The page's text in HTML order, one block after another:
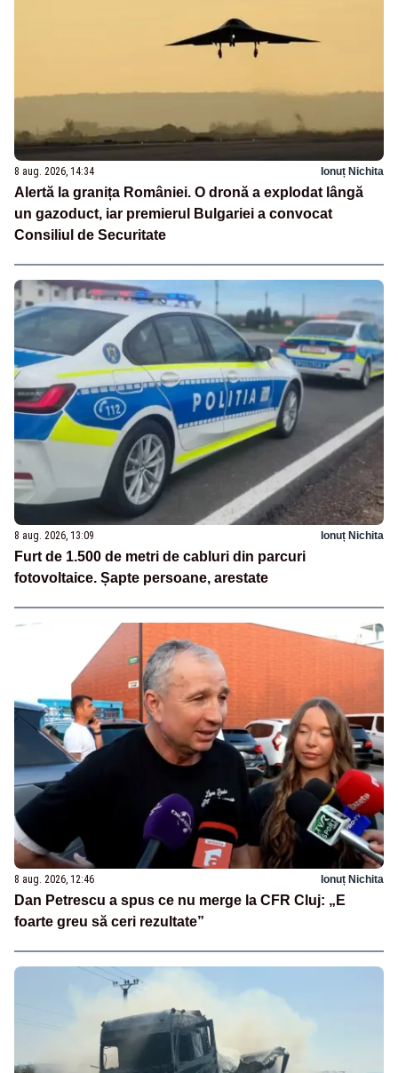
8 aug. 2026, 14:34 Ionuț Nichita
Alertă la granița României. O dronă a explodat lângă
un gazoduct, iar premierul Bulgariei a convocat
Consiliul de Securitate
8 aug. 2026, 13:09 Ionuț Nichita
Furt de 1.500 de metri de cabluri din parcuri
fotovoltaice. Șapte persoane, arestate
8 aug. 2026, 12:46 Ionuț Nichita
Dan Petrescu a spus ce nu merge la CFR Cluj: „E
foarte greu să ceri rezultate”